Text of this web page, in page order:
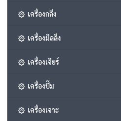
เครื่องกลึง
เครื่องมิลลิ่ง
เครื่องเจียร์
เครื่องปั๊ม
เครื่องเจาะ